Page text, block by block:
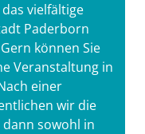
vielfältige
Paderborn
können Sie
Veranstaltung in
einer
wir die
sowohl in